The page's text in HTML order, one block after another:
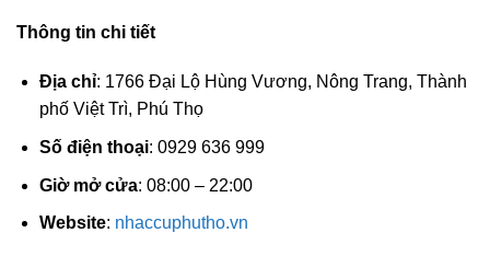
Thông tin chi tiết
Địa chỉ: 1766 Đại Lộ Hùng Vương, Nông Trang, Thành
phố Việt Trì, Phú Thọ
Số điện thoại: 0929 636 999
Giờ mở cửa: 08:00 – 22:00
Website: nhaccuphutho.vn